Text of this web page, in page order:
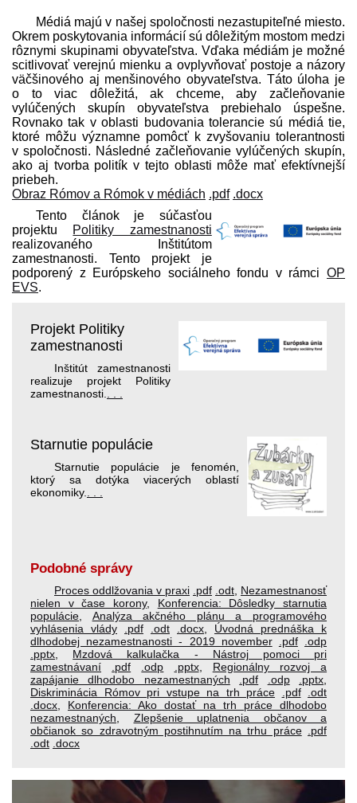
Médiá majú v našej spoločnosti nezastupiteľné miesto.
Okrem poskytovania informácií sú dôležitým mostom medzi
rôznymi skupinami obyvateľstva. Vďaka médiám je možné
scitlivovať verejnú mienku a ovplyvňovať postoje a názory
väčšinového aj menšinového obyvateľstva. Táto úloha je
o to viac dôležitá, ak chceme, aby začleňovanie
vylúčených skupín obyvateľstva prebiehalo úspešne.
Rovnako tak v oblasti budovania tolerancie sú médiá tie,
ktoré môžu významne pomôcť k zvyšovaniu tolerantnosti
v spoločnosti. Následné začleňovanie vylúčených skupín,
ako aj tvorba politík v tejto oblasti môže mať efektívnejší
priebeh.
Obraz Rómov a Rómok v médiách .pdf .docx
Tento článok je súčasťou
projektu Politiky zamestnanosti
realizovaného Inštitútom
zamestnanosti. Tento projekt je
podporený z Európskeho sociálneho fondu v rámci OP
EVS.
Projekt Politiky
zamestnanosti
Inštitút zamestnanosti
realizuje projekt Politiky
zamestnanosti.
Starnutie populácie
Starnutie populácie je fenomén,
ktorý sa dotýka viacerých oblastí
ekonomiky.
Podobné správy
Proces oddlžovania v praxi .pdf .odt Nezamestnanosť
nielen v čase korony, Konferencia: Dôsledky starnutia
populácie
Analýza akčného plánu a programového
vyhlásenia vlády
.pdf .odt .docx
Úvodná prednáška k
dlhodobej nezamestnanosti - 2019 november
.pdf
.odp
.pptx
Mzdová kalkulačka - Nástroj pomoci pri
zamestnávaní
.pdf .odp .pptx, Regionálny rozvoj a
zapájanie dlhodobo nezamestnaných
.pdf .odp .pptx
Diskriminácia Rómov pri vstupe na trh práce
.pdf
.odt
.docx
Konferencia: Ako dostať na trh práce dlhodobo
nezamestnaných
Zlepšenie uplatnenia občanov a
občianok so zdravotným postihnutím na trhu práce
.pdf
.odt .docx